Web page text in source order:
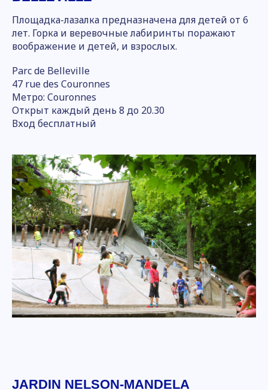
Площадка-лазалка предназначена для детей от 6
лет. Горка и веревочные лабиринты поражают
воображение и детей, и взрослых.
Parc de Belleville
47 rue des Couronnes
Метро: Couronnes
Открыт каждый день 8 до 20.30
Вход бесплатный
JARDIN NELSON-MANDELA